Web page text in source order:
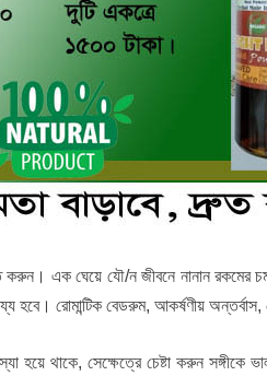
করুন। এক ঘেয়ে যৌ/ন জীবনে নানান
হবে। রোমান্টিক বেডরুম, আকর্ষণীয়
হয়ে থাকে, সেক্ষেত্রে চেষ্টা করুন সঙ্গীকে